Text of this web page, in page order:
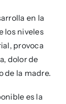
en la
los niveles
provoca
dolor de
de la madre.
es la